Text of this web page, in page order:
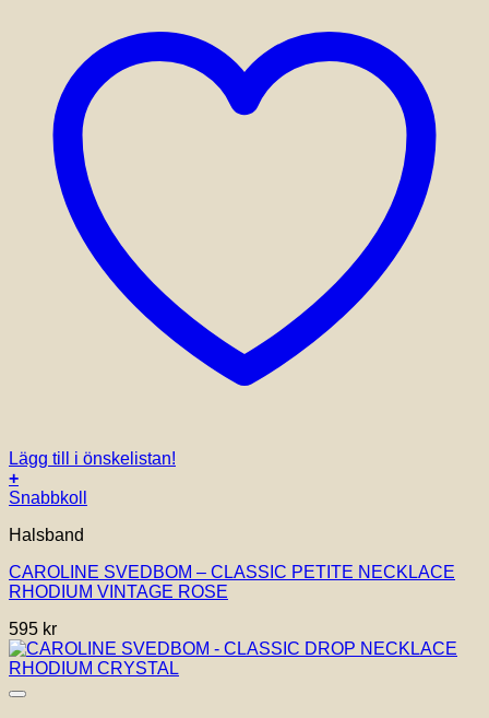
Lägg till i önskelistan!
+
Snabbkoll
Halsband
CAROLINE SVEDBOM – CLASSIC PETITE NECKLACE
RHODIUM VINTAGE ROSE
595 kr